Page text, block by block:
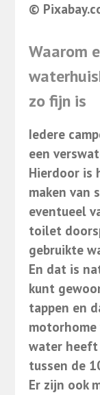
©
Waarom
zo fijn is
Iedere
een
Hierdoor is
maken van
eventueel
toilet
gebruikte
En dat is
kunt
tappen en
water heeft
tussen de
Er zijn ook